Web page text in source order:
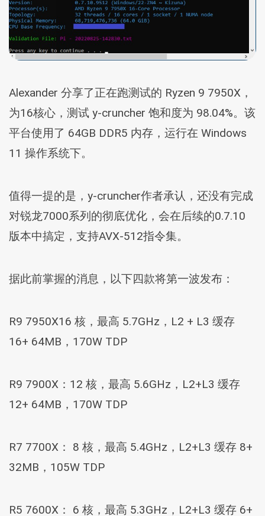
Alexander 分享了正在跑测试的 Ryzen 9 7950X，
为16核心，测试 y-cruncher 饱和度为 98.04%。该
平台使用了 64GB DDR5 内存，运行在 Windows
11 操作系统下。
值得一提的是，y-cruncher作者承认，还没有完成
对锐龙7000系列的彻底优化，会在后续的0.7.10
版本中搞定，支持AVX-512指令集。
据此前掌握的消息，以下四款将第一波发布：
R9 7950X16 核，最高 5.7GHz，L2 + L3 缓存
16+ 64MB，170W TDP
R9 7900X：12 核，最高 5.6GHz，L2+L3 缓存
12+ 64MB，170W TDP
R7 7700X： 8 核，最高 5.4GHz，L2+L3 缓存 8+
32MB，105W TDP
R5 7600X： 6 核，最高 5.3GHz，L2+L3 缓存 6+